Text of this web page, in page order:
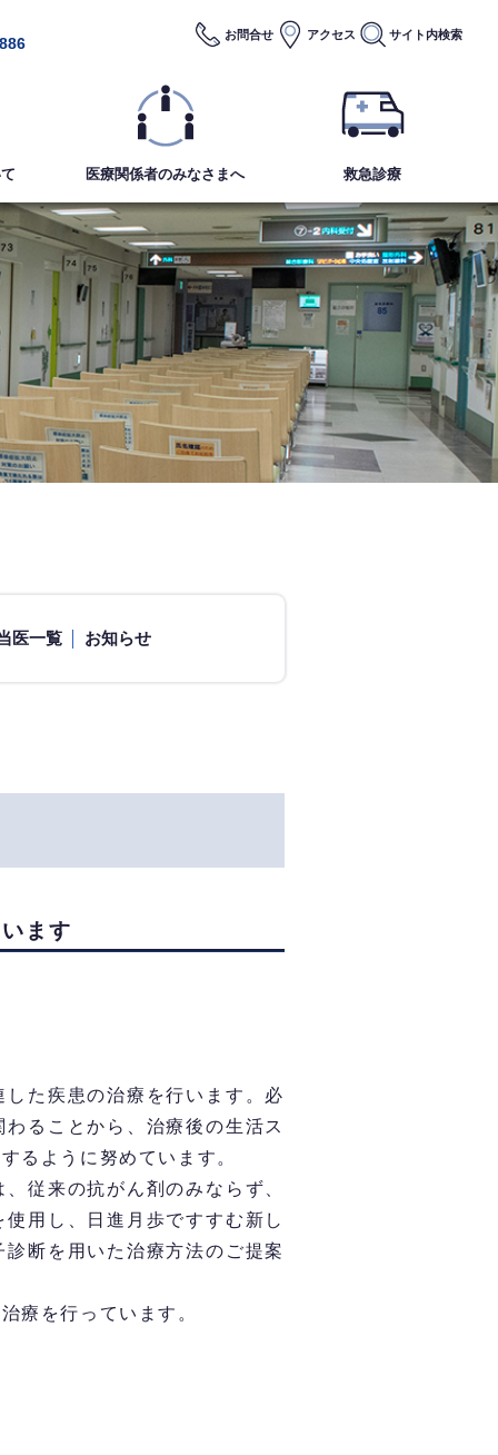
お問合せ アクセス サイト内検索
医療関係者のみなさまへ 救急診療
医一覧 お知らせ
ます
た疾患の治療を行います。必
ることから、治療後の生活ス
るように努めています。
従来の抗がん剤のみならず、
用し、日進月歩ですすむ新し
断を用いた治療方法のご提案
療を行っています。